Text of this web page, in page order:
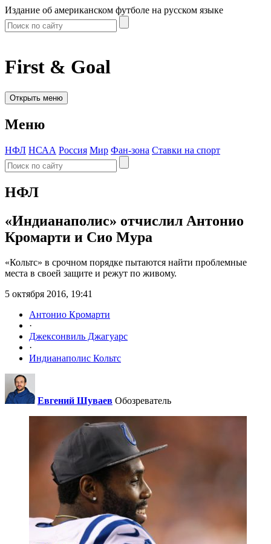
Издание об американском футболе на русском языке
First & Goal
Открыть меню
Меню
НФЛ НСАА Россия Мир Фан-зона Ставки на спорт
НФЛ
«Индианаполис» отчислил Антонио
Кромарти и Сио Мура
«Кольтс» в срочном порядке пытаются найти проблемные
места в своей защите и режут по живому.
5 октября 2016, 19:41
Антонио Кромарти
·
Джексонвиль Джагуарс
·
Индианаполис Кольтс
Евгений Шуваев Обозреватель